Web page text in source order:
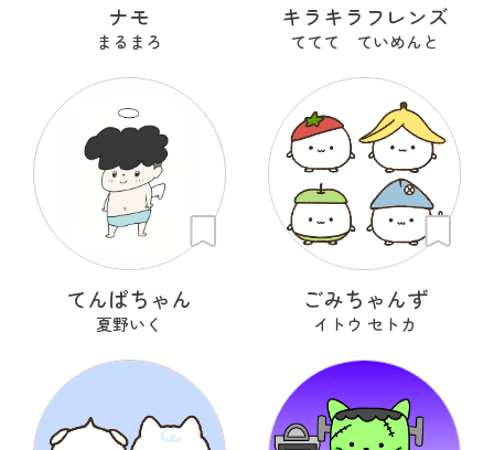
ナモ
まるまろ
キラキラフレンズ
ててて ていめんと
てんぱちゃん
夏野いく
ごみちゃんず
イトウ セトカ